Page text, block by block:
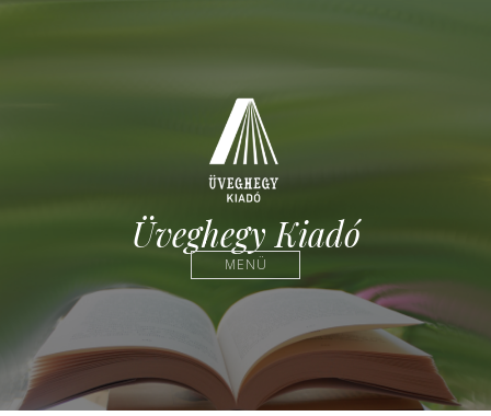
Üveghegy Kiadó
MENÜ